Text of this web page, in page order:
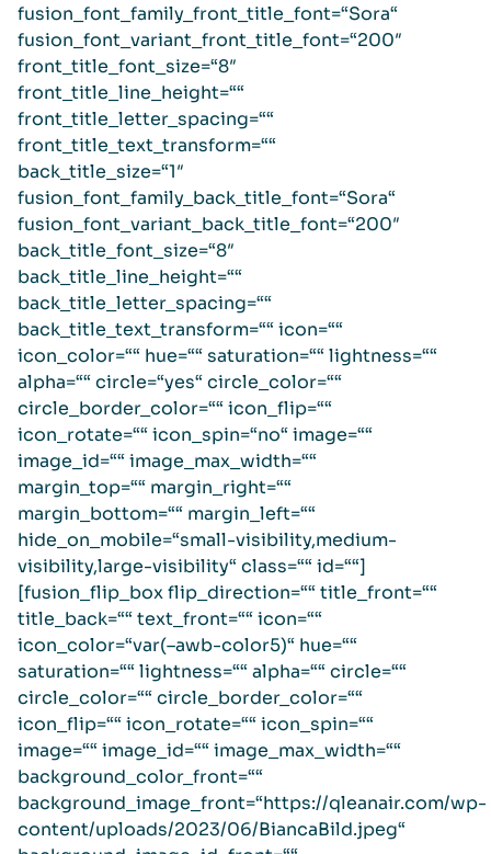
fusion_font_family_front_title_font=“Sora“
fusion_font_variant_front_title_font=“200″
front_title_font_size=“8″
front_title_line_height=““
front_title_letter_spacing=““
front_title_text_transform=““
back_title_size=“1″
fusion_font_family_back_title_font=“Sora“
fusion_font_variant_back_title_font=“200″
back_title_font_size=“8″
back_title_line_height=““
back_title_letter_spacing=““
back_title_text_transform=““ icon=““
icon_color=““ hue=““ saturation=““ lightness=““
alpha=““ circle=“yes“ circle_color=““
circle_border_color=““ icon_flip=““
icon_rotate=““ icon_spin=“no“ image=““
image_id=““ image_max_width=““
margin_top=““ margin_right=““
margin_bottom=““ margin_left=““
hide_on_mobile=“small-visibility,medium-
visibility,large-visibility“ class=““ id=““]
[fusion_flip_box flip_direction=““ title_front=““
title_back=““ text_front=““ icon=““
icon_color=“var(–awb-color5)“ hue=““
saturation=““ lightness=““ alpha=““ circle=““
circle_color=““ circle_border_color=““
icon_flip=““ icon_rotate=““ icon_spin=““
image=““ image_id=““ image_max_width=““
background_color_front=““
background_image_front=“https://qleanair.com/wp-
content/uploads/2023/06/BiancaBild.jpeg“